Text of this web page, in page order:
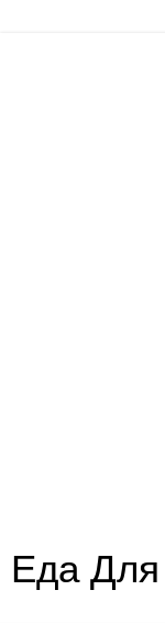
Еда